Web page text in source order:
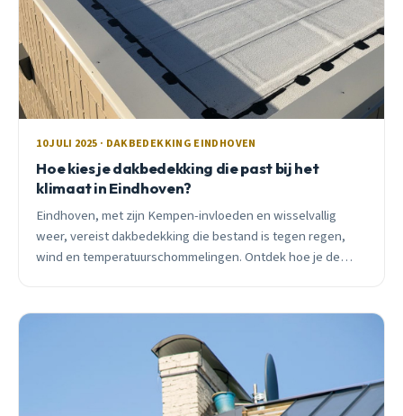
10 JULI 2025 · DAKBEDEKKING EINDHOVEN
Hoe kies je dakbedekking die past bij het
klimaat in Eindhoven?
Eindhoven, met zijn Kempen-invloeden en wisselvallig
weer, vereist dakbedekking die bestand is tegen regen,
wind en temperatuurschommelingen. Ontdek hoe je de